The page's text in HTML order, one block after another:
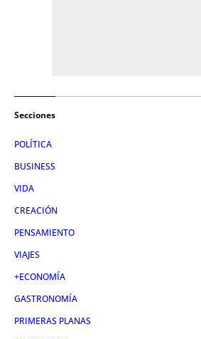
Secciones
POLÍTICA
BUSINESS
VIDA
CREACIÓN
PENSAMIENTO
VIAJES
+ECONOMÍA
GASTRONOMÍA
PRIMERAS PLANAS